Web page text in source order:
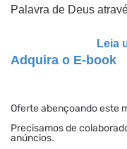
Palavra de Deus
Leia
Adquira o E-book
Oferte abençoando este
Precisamos de
anúncios.